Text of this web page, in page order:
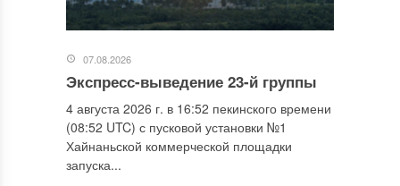
07.08.2026
Экспресс-выведение 23-й группы
4 августа 2026 г. в 16:52 пекинского времени
(08:52 UTC) с пусковой установки №1
Хайнаньской коммерческой площадки
запуска...